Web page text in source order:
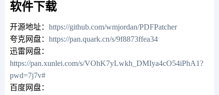
软件下载
开源地址： https://github.com/wmjordan/PDFPatcher
夸克网盘： https://pan.quark.cn/s/9f8873ffea34
迅雷网盘：
https://pan.xunlei.com/s/VOhK7yLwkh_DMIya4cO54iPhA1?
pwd=7j7v#
百度网盘：